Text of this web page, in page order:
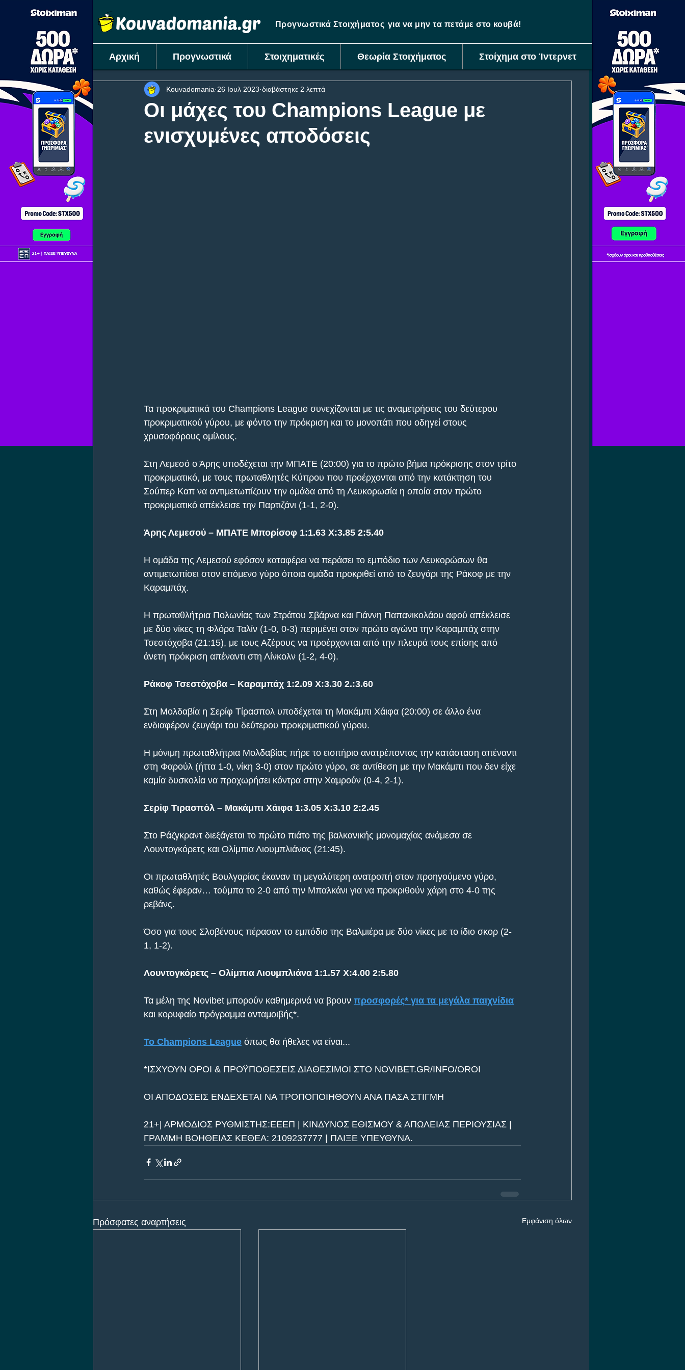
Προγνωστικά Στοιχήματος για να μην τα πετάμε στο κουβά!
Αρχική Προγνωστικά Στοιχηματικές Θεωρία Στοιχήματος Στοίχημα στο Ίντερνετ
Οι μάχες του Champions League με
ενισχυμένες αποδόσεις
Kouvadomania 26 Ιουλ 2023 διαβάστηκε 2 λεπτά
Τα προκριματικά του Champions League συνεχίζονται με τις αναμετρήσεις του δεύτερου
προκριματικού γύρου, με φόντο την πρόκριση και το μονοπάτι που οδηγεί στους
χρυσοφόρους ομίλους.
Στη Λεμεσό ο Άρης υποδέχεται την ΜΠΑΤΕ (20:00) για το πρώτο βήμα πρόκρισης στον τρίτο
προκριματικό, με τους πρωταθλητές Κύπρου που προέρχονται από την κατάκτηση του
Σούπερ Καπ να αντιμετωπίζουν την ομάδα από τη Λευκορωσία η οποία στον πρώτο
προκριματικό απέκλεισε την Παρτιζάνι (1-1, 2-0).
Άρης Λεμεσού – ΜΠΑΤΕ Μπορίσοφ 1:1.63 X:3.85 2:5.40
Η ομάδα της Λεμεσού εφόσον καταφέρει να περάσει το εμπόδιο των Λευκορώσων θα
αντιμετωπίσει στον επόμενο γύρο όποια ομάδα προκριθεί από το ζευγάρι της Ράκοφ με την
Καραμπάχ.
Η πρωταθλήτρια Πολωνίας των Στράτου Σβάρνα και Γιάννη Παπανικολάου αφού απέκλεισε
με δύο νίκες τη Φλόρα Ταλίν (1-0, 0-3) περιμένει στον πρώτο αγώνα την Καραμπάχ στην
Τσεστόχοβα (21:15), με τους Αζέρους να προέρχονται από την πλευρά τους επίσης από
άνετη πρόκριση απέναντι στη Λίνκολν (1-2, 4-0).
Ράκοφ Τσεστόχοβα – Καραμπάχ 1:2.09 X:3.30 2.:3.60
Στη Μολδαβία η Σερίφ Τίρασπολ υποδέχεται τη Μακάμπι Χάιφα (20:00) σε άλλο ένα
ενδιαφέρον ζευγάρι του δεύτερου προκριματικού γύρου.
Η μόνιμη πρωταθλήτρια Μολδαβίας πήρε το εισιτήριο ανατρέποντας την κατάσταση απέναντι
στη Φαρούλ (ήττα 1-0, νίκη 3-0) στον πρώτο γύρο, σε αντίθεση με την Μακάμπι που δεν είχε
καμία δυσκολία να προχωρήσει κόντρα στην Χαμρούν (0-4, 2-1).
Σερίφ Τιρασπόλ – Μακάμπι Χάιφα 1:3.05 X:3.10 2:2.45
Στο Ράζγκραντ διεξάγεται το πρώτο πιάτο της βαλκανικής μονομαχίας ανάμεσα σε
Λουντογκόρετς και Ολίμπια Λιουμπλιάνας (21:45).
Οι πρωταθλητές Βουλγαρίας έκαναν τη μεγαλύτερη ανατροπή στον προηγούμενο γύρο,
καθώς έφεραν… τούμπα το 2-0 από την Μπαλκάνι για να προκριθούν χάρη στο 4-0 της
ρεβάνς.
Όσο για τους Σλοβένους πέρασαν το εμπόδιο της Βαλμιέρα με δύο νίκες με το ίδιο σκορ (2-
1, 1-2).
Λουντογκόρετς – Ολίμπια Λιουμπλιάνα 1:1.57 X:4.00 2:5.80
Τα μέλη της Novibet μπορούν καθημερινά να βρουν προσφορές* για τα μεγάλα παιχνίδια
και κορυφαίο πρόγραμμα ανταμοιβής*.
To Champions League όπως θα ήθελες να είναι...
*ΙΣΧΥΟΥΝ ΟΡΟΙ & ΠΡΟΫΠΟΘΕΣΕΙΣ ΔΙΑΘΕΣΙΜΟΙ ΣΤΟ NOVIBET.GR/INFO/OROI
ΟΙ ΑΠΟΔΟΣΕΙΣ ΕΝΔΕΧΕΤΑΙ ΝΑ ΤΡΟΠΟΠΟΙΗΘΟΥΝ ΑΝΑ ΠΑΣΑ ΣΤΙΓΜΗ
21+| ΑΡΜΟΔΙΟΣ ΡΥΘΜΙΣΤΗΣ:ΕΕΕΠ | ΚΙΝΔΥΝΟΣ ΕΘΙΣΜΟΥ & ΑΠΩΛΕΙΑΣ ΠΕΡΙΟΥΣΙΑΣ |
ΓΡΑΜΜΗ ΒΟΗΘΕΙΑΣ ΚΕΘΕΑ: 2109237777 | ΠΑΙΞΕ ΥΠΕΥΘΥΝΑ.
Πρόσφατες αναρτήσεις Εμφάνιση όλων